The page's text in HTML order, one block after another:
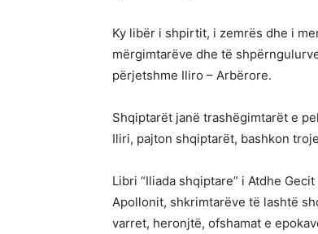
Ky libër i shpirtit, i zemrës dhe i
mërgimtarëve dhe të
përjetshme Iliro – Arbërore.
Shqiptarët janë trashëgimtarët e
Iliri, pajton shqiptarët, bashkon
Libri “Iliada shqiptare” i Atdhe
Apollonit, shkrimtarëve të lashtë
varret, heronjtë, ofshamat e